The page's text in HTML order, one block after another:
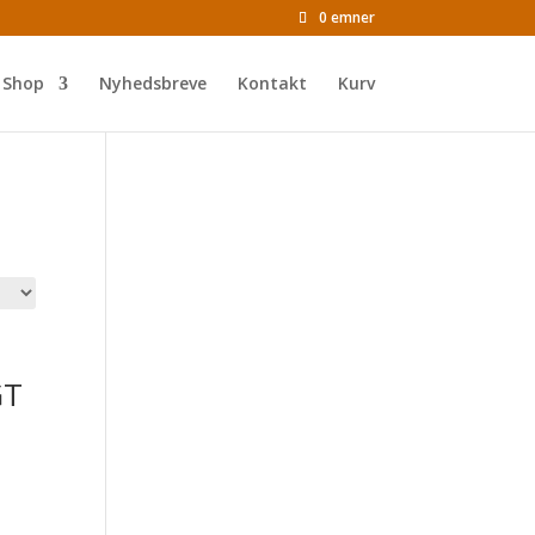
0 emner
Shop Nyhedsbreve Kontakt Kurv